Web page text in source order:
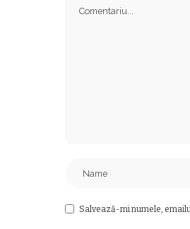
Salvează-mi numele,